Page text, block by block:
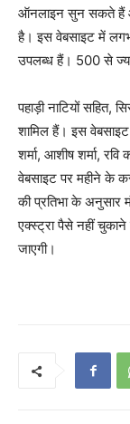
ऑनलाइन सुन सकते हैं
है। इस वेबसाइट में
उपलब्ध हैं। 500 से
पहाड़ी नाटियों सहित,
शामिल हैं। इस
शर्मा, आशीष शर्मा,
वेबसाइट पर महीने के
की प्रतिभा के अनुसार
एक्स्ट्रा पैसे नहीं चुकाने
जाएगी।